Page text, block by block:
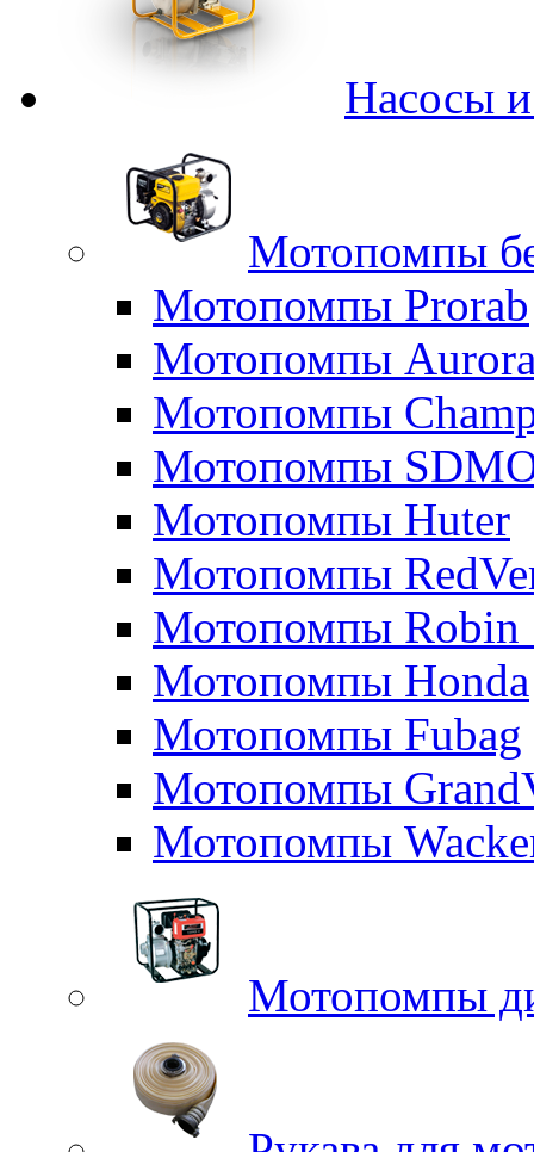
Насосы
Мотопомпы
Мотопомпы Prorab
Мотопомпы
Мотопомпы
Мотопомпы
Мотопомпы Huter
Мотопомпы
Мотопомпы Robin
Мотопомпы Honda
Мотопомпы Fubag
Мотопомпы
Мотопомпы
Мотопомпы